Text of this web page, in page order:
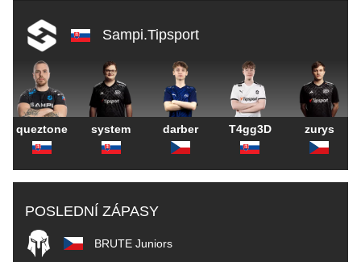
Sampi.Tipsport
queztone system darber T4gg3D zurys
POSLEDNÍ ZÁPASY
BRUTE Juniors